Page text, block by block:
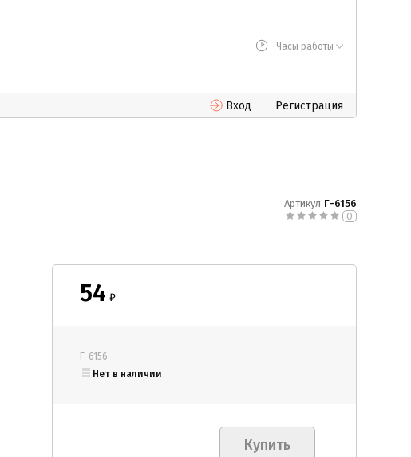
Часы работы
Вход Регистрация
Артикул Г-6156
0
54 ₽
Г-6156
Нет в наличии